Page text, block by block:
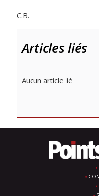
C.B.
Articles liés
Aucun article lié